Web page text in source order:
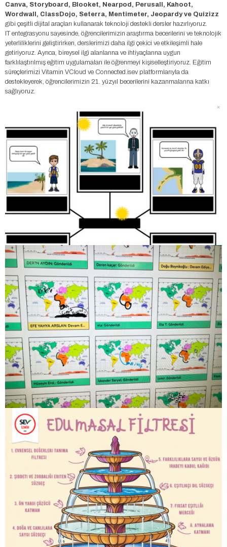
Canva, Storyboard, Blooket, Nearpod, Perusall, Kahoot,
Wordwall, ClassDojo, Seterra, Mentimeter, Jeopardy ve Quizizz
gibi çeşitli dijital araçları kullanarak teknoloji destekli dersler hazırlıyoruz.
IT entegrasyonu sayesinde, öğrencilerimizin araştırma becerilerini ve teknolojik
yeterliliklerini geliştirirken, derslerimizi daha ilgi çekici ve etkileşimli hale
getiriyoruz. Ayrıca, bireysel ilgi alanlarına ve ihtiyaçlarına uygun
farklılaştırılmış eğitim uygulamaları ile öğrenmeyi kişiselleştiriyoruz. Eğitim
süreçlerimizi Vitamin VCloud ve Connected.isev platformlarıyla da
destekleyerek, öğrencilerimizin 21. yüzyıl becerilerini kazanmalarına katkı
sağlıyoruz.